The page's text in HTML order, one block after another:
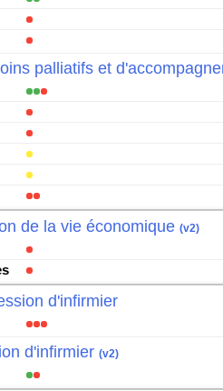
palliatifs et
de la vie économique (v2)
d'infirmier
d'infirmier (v2)